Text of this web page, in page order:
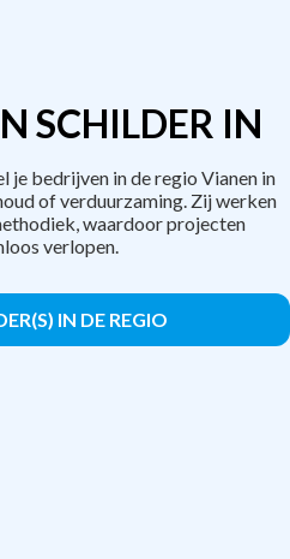
SCHILDER IN
bedrijven in de regio Vianen in
of verduurzaming. Zij werken
waardoor projecten
verlopen.
IN DE REGIO